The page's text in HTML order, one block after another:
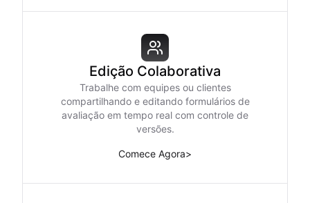
Edição Colaborativa
Trabalhe com equipes ou clientes
compartilhando e editando formulários de
avaliação em tempo real com controle de
versões.
Comece Agora>